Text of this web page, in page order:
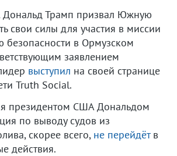
Трамп призвал Южную
свои силы для участия в миссии
безопасности в Ормузском
заявлением
выступил на своей странице
Truth Social.
президентом США Дональдом
по выводу судов из
скорее всего, не перейдётв
действия.